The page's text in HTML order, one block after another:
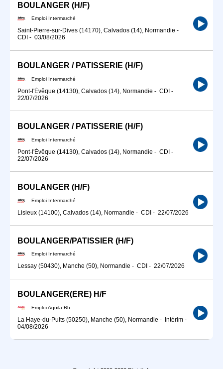
BOULANGER (H/F)
Emploi Intermarché
Saint-Pierre-sur-Dives (14170), Calvados (14), Normandie -
CDI - 03/08/2026
BOULANGER / PATISSERIE (H/F)
Emploi Intermarché
Pont-l'Évêque (14130), Calvados (14), Normandie - CDI -
22/07/2026
BOULANGER / PATISSERIE (H/F)
Emploi Intermarché
Pont-l'Évêque (14130), Calvados (14), Normandie - CDI -
22/07/2026
BOULANGER (H/F)
Emploi Intermarché
Lisieux (14100), Calvados (14), Normandie - CDI - 22/07/2026
BOULANGER/PATISSIER (H/F)
Emploi Intermarché
Lessay (50430), Manche (50), Normandie - CDI - 22/07/2026
BOULANGER(ÈRE) H/F
Emploi Aquila Rh
La Haye-du-Puits (50250), Manche (50), Normandie - Intérim -
04/08/2026